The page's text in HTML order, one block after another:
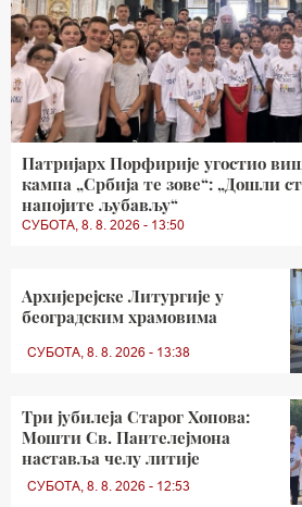
Патријарх Порфирије угостио
кампа „Србија те зове“: „Дошли
напојите љубављу“
СУБОТА, 8. 8. 2026 - 13:50
Архијерејске Литургије у
београдским храмовима
СУБОТА, 8. 8. 2026 - 13:38
Три јубилеја Старог Хопова:
Мошти Св. Пантелејмона
наставља челу литије
СУБОТА, 8. 8. 2026 - 12:53